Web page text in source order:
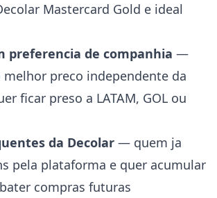
Mastercard Gold e ideal
preferencia de companhia —
melhor preco independente da
ficar preso a LATAM, GOL ou
da Decolar — quem ja
pela plataforma e quer acumular
compras futuras